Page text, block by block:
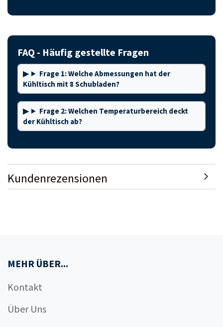
FAQ - Häufig gestellte Fragen
Frage 1: Welche Abmessungen hat der
Kühltisch mit 8 Schubladen?
Frage 2: Welchen Temperaturbereich deckt
der Kühltisch ab?
Kundenrezensionen
MEHR ÜBER...
Kontakt
Über Uns